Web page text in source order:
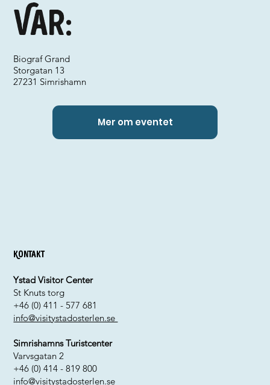
Var:
Biograf Grand
Storgatan 13
27231 Simrishamn
Mer om eventet
Kontakt
Ystad Visitor Center
St Knuts torg
+46 (0) 411 - 577 681
info@visitystadosterlen.se
Simrishamns Turistcenter
Varvsgatan 2
+46 (0) 414 - 819 800
info@visitystadosterlen.se